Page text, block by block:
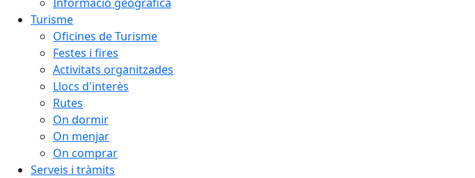
Turisme
Oficines de Turisme
Festes i fires
Activitats organitzades
Llocs d'interès
Rutes
On dormir
On menjar
On comprar
Serveis i tràmits